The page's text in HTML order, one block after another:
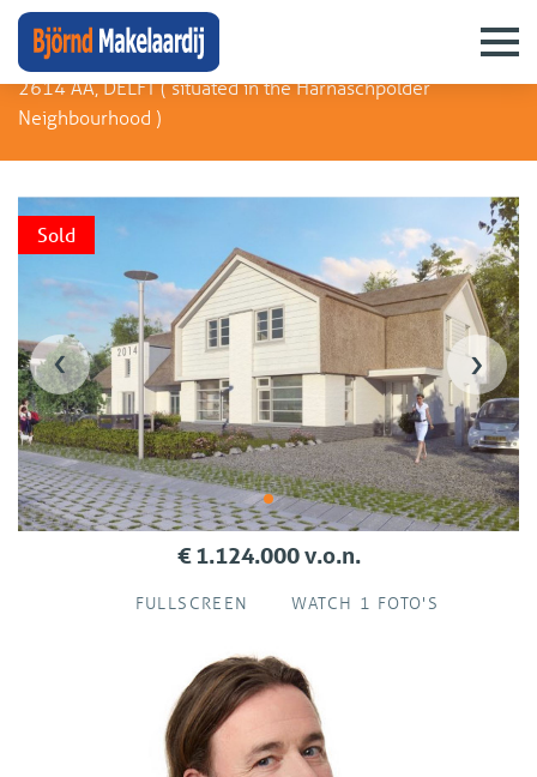
Laan Van Bentvelsen 1
2614 AA, DELFT (situated in the Harnaschpolder
Neighbourhood )
Sold
‹ ›
€ 1.124.000 v.o.n.
FULLSCREEN WATCH 1 FOTO'S